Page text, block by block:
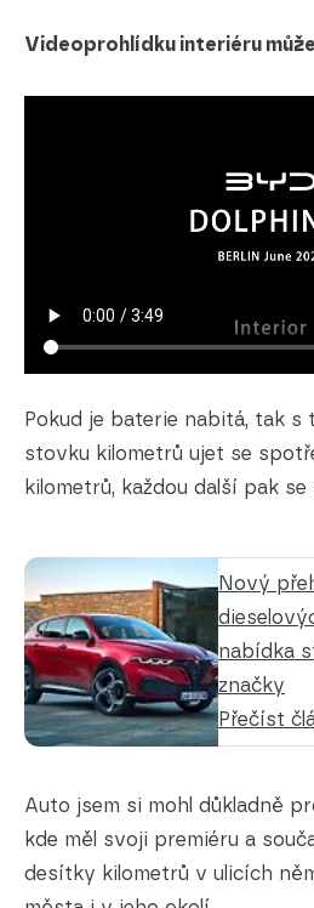
Videoprohlídku interiéru
Pokud je baterie nabitá, tak
stovku kilometrů ujet se
kilometrů, každou další pak
Nový
nabídka
značky
Přečíst
Auto jsem si mohl důkladně
kde měl svoji premiéru a
desítky kilometrů v ulicích